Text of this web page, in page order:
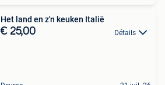
Het land en z'n keuken Italië
€ 25,00 Détails